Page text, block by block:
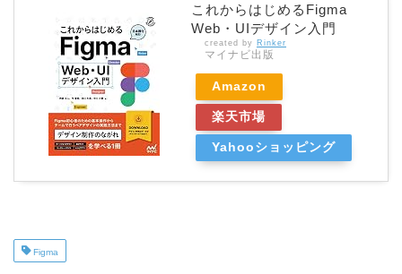
これからはじめるFigma
Web・UIデザイン入門
created by Rinker
マイナビ出版
Amazon
楽天市場
Yahooショッピング
Figma